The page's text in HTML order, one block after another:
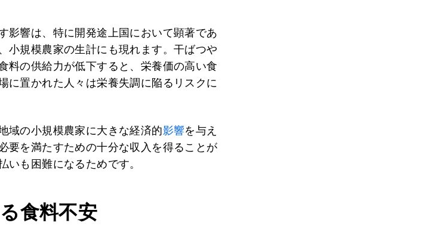
影響は、特に開発途上国において顕著であ
小規模農家の生計にも現れます。干ばつや
料の供給力が低下すると、栄養価の高い食
に置かれた人々は栄養失調に陥るリスクに
域の小規模農家に大きな経済的影響を与え
要を満たすための十分な収入を得ることが
いも困難になるためです。
食料不安